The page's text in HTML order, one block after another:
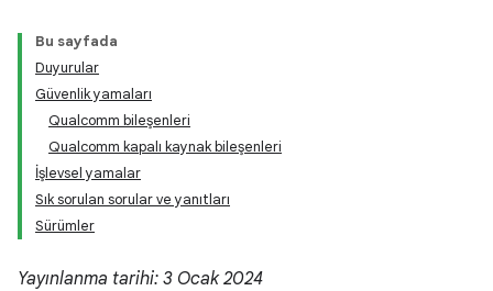
Bu sayfada
Duyurular
Güvenlik yamaları
Qualcomm bileşenleri
Qualcomm kapalı kaynak bileşenleri
İşlevsel yamalar
Sık sorulan sorular ve yanıtları
Sürümler
Yayınlanma tarihi: 3 Ocak 2024